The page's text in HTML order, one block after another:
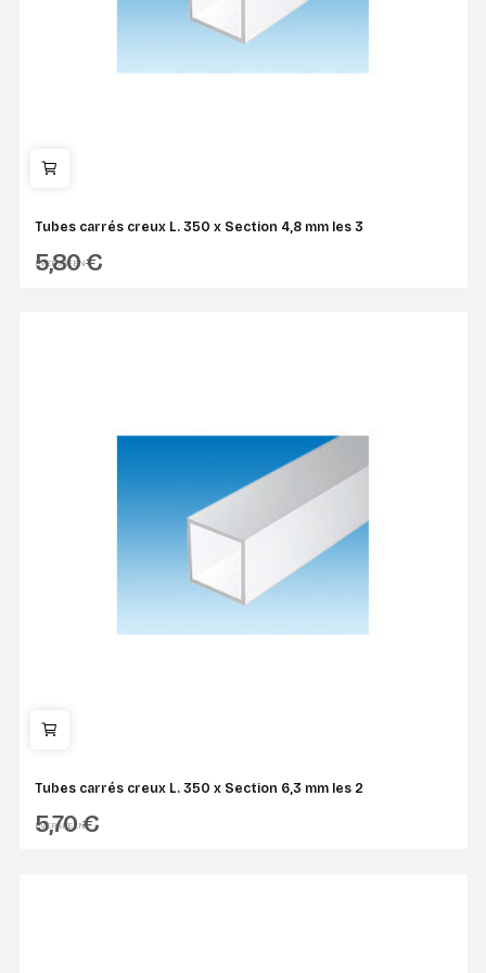
Tubes carrés creux L. 350 x Section 4,8 mm les 3
EVERGREEN
5,80 €
Tubes carrés creux L. 350 x Section 6,3 mm les 2
EVERGREEN
5,70 €